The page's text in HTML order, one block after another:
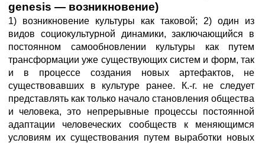
genesis — возникновение)
1) возникновение культуры как таковой; 2) один из
видов социокультурной динамики, заключающийся в
постоянном самообновлении культуры как путем
трансформации уже существующих систем и форм, так
и в процессе создания новых артефактов, не
существовавших в культуре ранее. К.-г. не следует
представлять как только начало становления общества
и человека, это непрерывные процессы постоянной
адаптации человеческих сообществ к меняющимся
условиям их существования путем выработки новых